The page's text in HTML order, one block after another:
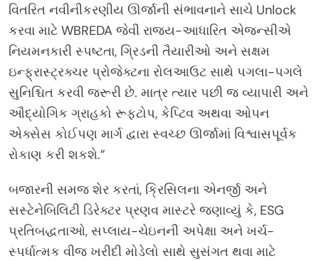
વિતરિત નવીનીકરણીય ઊર્જાની સંભાવનાને સાચે Unlock
કરવા માટે WBREDA જેવી રાજ્ય-આધારિત એજન્સીએ
નિયમનકારી સ્પષ્ટતા, ગ્રિડની તૈયારીઓ અને સક્ષમ
ઇન્ફ્રાસ્ટ્રક્ચર પ્રોજેક્ટના રોલઆઉટ સાથે પગલા-પગલે
સુનિશ્ચિત કરવી જરૂરી છે. માત્ર ત્યાર પછી જ વ્યાપારી અને
ઔદ્યોગિક ગ્રાહકો રૂફટોપ, કેપ્ટિવ અથવા ઓપન
એક્સેસ કોઈપણ માર્ગ દ્વારા સ્વચ્છ ઊર્જામાં વિશ્વાસપૂર્વક
રોકાણ કરી શકશે.”
બજારની સમજ શેર કરતાં, ક્રિસિલના એનર્જી અને
સસ્ટેનેબિલિટી ડિરેક્ટર પ્રણવ માસ્ટરે જણાવ્યું કે, ESG
પ્રતિબદ્ધતાઓ, સપ્લાય-ચેઇનની અપેક્ષા અને ખર્ચ-
સ્પર્ધાત્મક વીજ ખરીદી મોડેલો સાથે સુસંગત થવા માટે